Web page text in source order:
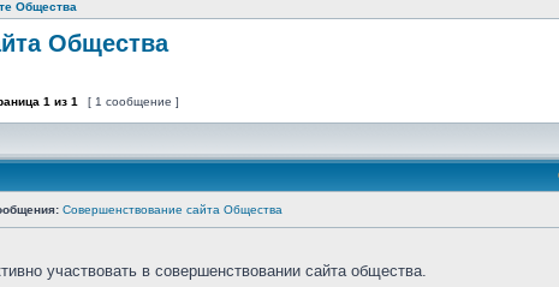
Общества
Общества
1 из 1 [ 1 сообщение ]
Совершенствование сайта Общества
участвовать в совершенствовании сайта общества.